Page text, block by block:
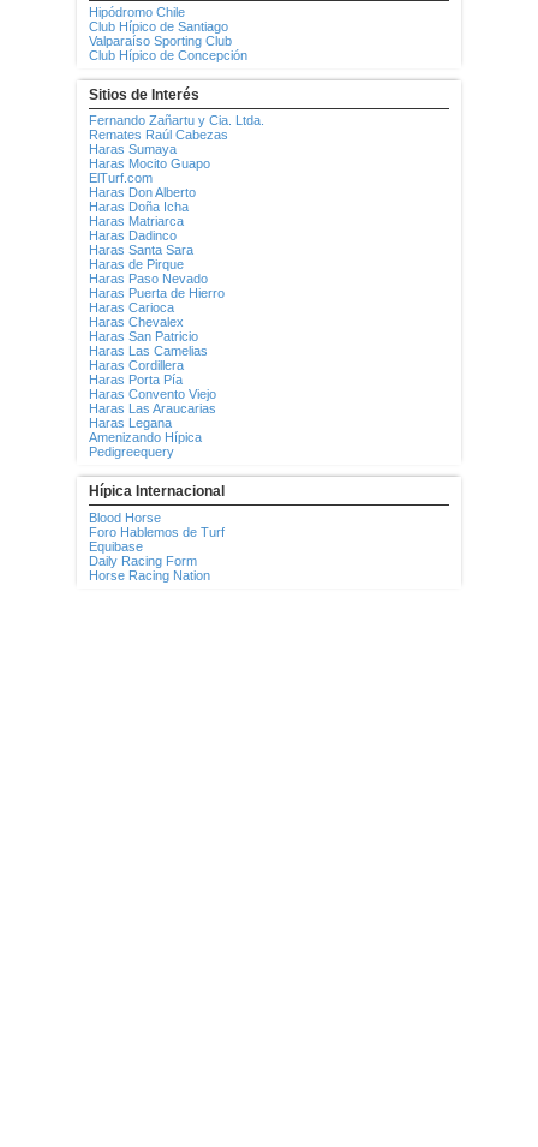
Hipódromo Chile
Club Hípico de Santiago
Valparaíso Sporting Club
Club Hípico de Concepción
Sitios de Interés
Fernando Zañartu y Cia. Ltda.
Remates Raúl Cabezas
Haras Sumaya
Haras Mocito Guapo
ElTurf.com
Haras Don Alberto
Haras Doña Icha
Haras Matriarca
Haras Dadinco
Haras Santa Sara
Haras de Pirque
Haras Paso Nevado
Haras Puerta de Hierro
Haras Carioca
Haras Chevalex
Haras San Patricio
Haras Las Camelias
Haras Cordillera
Haras Porta Pía
Haras Convento Viejo
Haras Las Araucarias
Haras Legana
Amenizando Hípica
Pedigreequery
Hípica Internacional
Blood Horse
Foro Hablemos de Turf
Equibase
Daily Racing Form
Horse Racing Nation